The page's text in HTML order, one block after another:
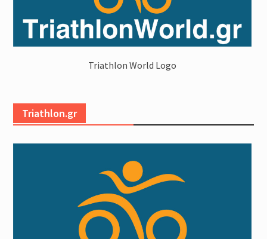
Triathlon World Logo
Triathlon.gr